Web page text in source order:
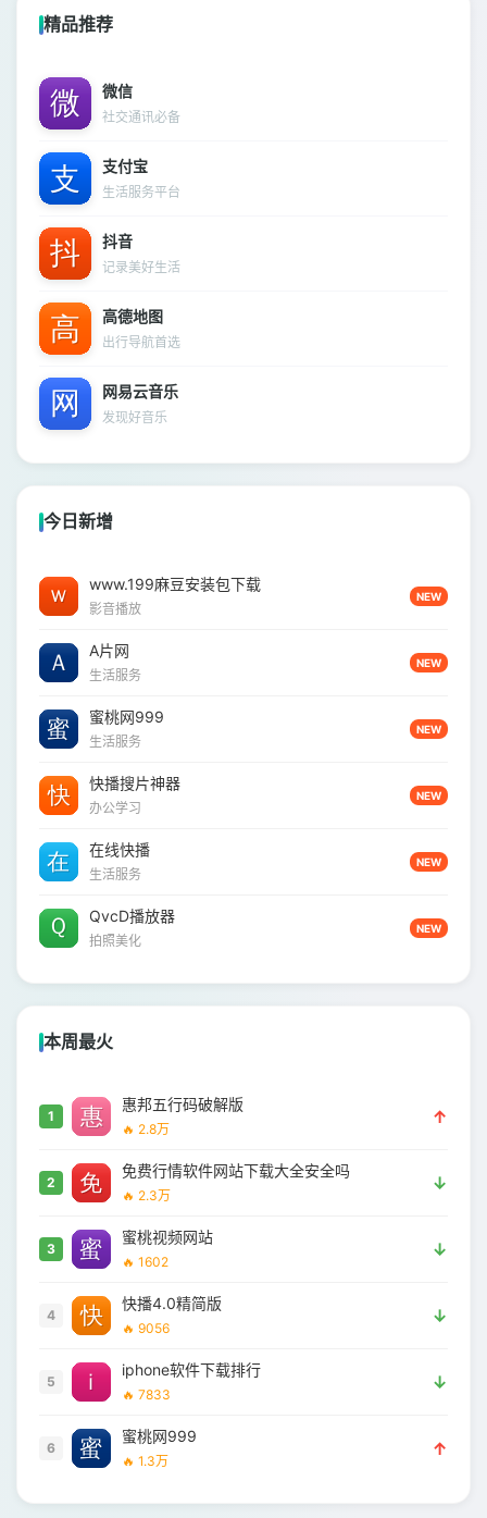
精品推荐
微信
社交通讯必备
支付宝
生活服务平台
抖音
记录美好生活
高德地图
出行导航首选
网易云音乐
发现好音乐
今日新增
www.199麻豆安装包下载
影音播放
NEW
A片网
生活服务
NEW
蜜桃网999
生活服务
NEW
快播搜片神器
办公学习
NEW
在线快播
生活服务
NEW
QvcD播放器
拍照美化
NEW
本周最火
1
惠邦五行码破解版
🔥 2.8万
↑
2
免费行情软件网站下载大全安全吗
🔥 2.3万
↓
3
蜜桃视频网站
🔥 1602
↓
4
快播4.0精简版
🔥 9056
↓
5
iphone软件下载排行
🔥 7833
↓
6
蜜桃网999
🔥 1.3万
↑